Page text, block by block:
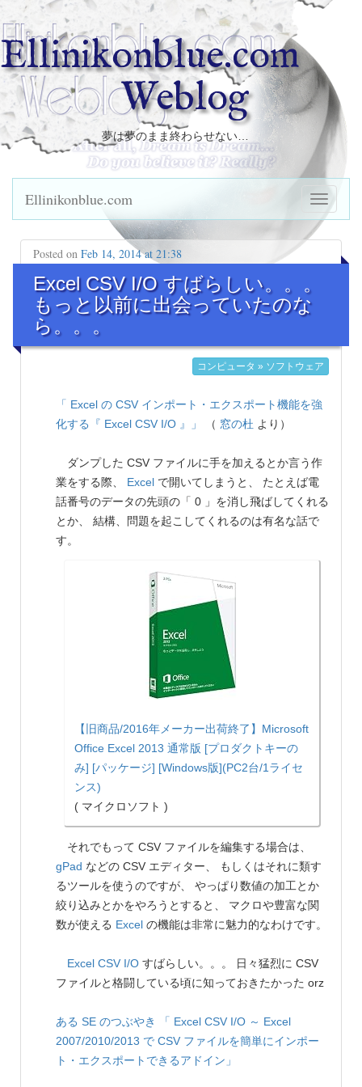
Ellinikonblue.com
Weblog
夢は夢のまま終わらせない…
Ellinikonblue.com
Posted on Feb 14, 2014 at 21:38
Excel CSV I/O すばらしい。。。
もっと以前に出会っていたのな
ら。。。
コンピュータ » ソフトウェア
「 Excel の CSV インポート・エクスポート機能を強
化する『 Excel CSV I/O 』」
（ 窓の杜 より）
ダンプした CSV ファイルに手を加えるとか言う作
業をする際、 Excel で開いてしまうと、 たとえば電
話番号のデータの先頭の「 0 」を消し飛ばしてくれる
とか、 結構、問題を起こしてくれるのは有名な話で
す。
【旧商品/2016年メーカー出荷終了】Microsoft
Office Excel 2013 通常版 [プロダクトキーの
み] [パッケージ] [Windows版](PC2台/1ライセ
ンス)
( マイクロソフト )
それでもって CSV ファイルを編集する場合は、
gPad などの CSV エディター、 もしくはそれに類す
るツールを使うのですが、 やっぱり数値の加工とか
絞り込みとかをやろうとすると、 マクロや豊富な関
数が使える Excel の機能は非常に魅力的なわけです。
Excel CSV I/O すばらしい。。。 日々猛烈に CSV
ファイルと格闘している頃に知っておきたかった orz
ある SE のつぶやき
「 Excel CSV I/O ～ Excel
2007/2010/2013 で CSV ファイルを簡単にインポー
ト・エクスポートできるアドイン」